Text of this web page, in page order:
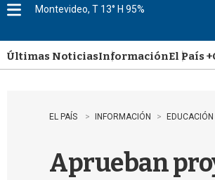
u
Montevideo, T 13° H 95%
Últimas NoticiasInformaciónEl País +
EL PAÍS INFORMACIÓN EDUCACIÓN
Aprueban